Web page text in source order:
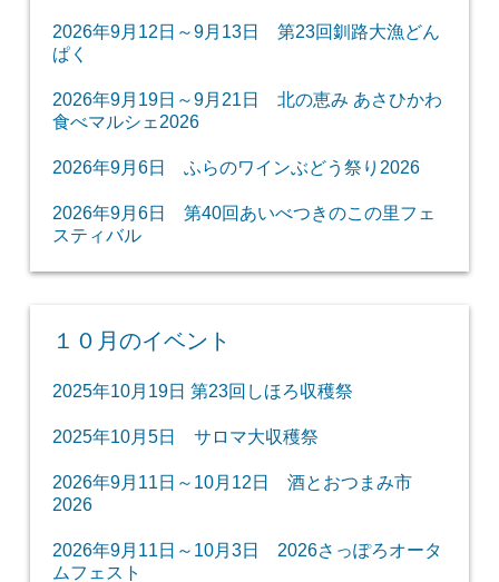
2026年9月12日～9月13日 第23回釧路大漁どん
ぱく
2026年9月19日～9月21日 北の恵み あさひかわ
食べマルシェ2026
2026年9月6日 ふらのワインぶどう祭り2026
2026年9月6日 第40回あいべつきのこの里フェ
スティバル
１０月のイベント
2025年10月19日 第23回しほろ収穫祭
2025年10月5日 サロマ大収穫祭
2026年9月11日～10月12日 酒とおつまみ市
2026
2026年9月11日～10月3日 2026さっぽろオータ
ムフェスト